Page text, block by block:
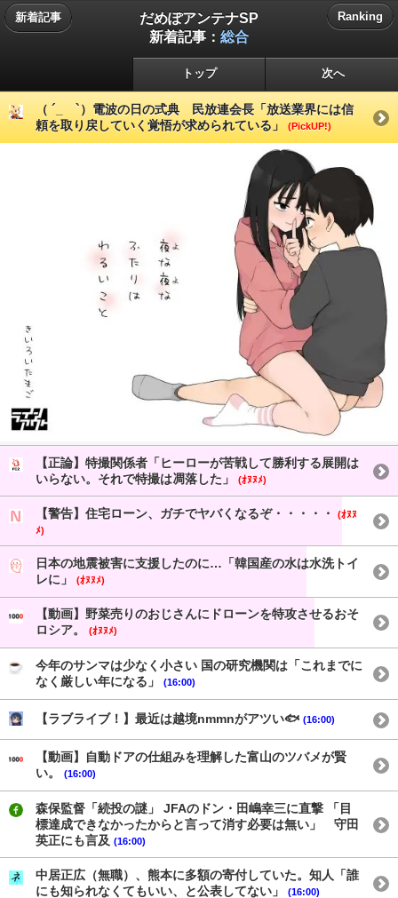
新着記事
だめぽアンテナSP
新着記事： 総合
Ranking
トップ 次へ
（ ´_ゝ`）電波の日の式典 民放連会長「放送業界には信
頼を取り戻していく覚悟が求められている」
(PickUP!)
【正論】特撮関係者「ヒーローが苦戦して勝利する展開は
いらない。それで特撮は凋落した」
(ｵﾇﾇﾒ)
【警告】住宅ローン、ガチでヤバくなるぞ・・・・・
(ｵﾇﾇ
ﾒ)
日本の地震被害に支援したのに…「韓国産の水は水洗トイ
レに」
(ｵﾇﾇﾒ)
【動画】野菜売りのおじさんにドローンを特攻させるおそ
ロシア。
(ｵﾇﾇﾒ)
今年のサンマは少なく小さい 国の研究機関は「これまでに
なく厳しい年になる」
(16:00)
【ラブライブ！】最近は越境nmmnがアツい🐟 (16:00)
【動画】自動ドアの仕組みを理解した富山のツバメが賢
い。
(16:00)
森保監督「続投の謎」 JFAのドン・田嶋幸三に直撃 「目
標達成できなかったからと言って消す必要は無い」 守田
英正にも言及 (16:00)
中居正広（無職）、熊本に多額の寄付していた。知人「誰
にも知られなくてもいい、と公表してない」
(16:00)